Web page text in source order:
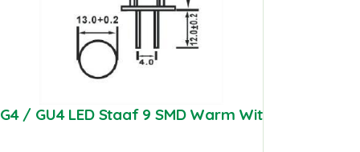
G4 / GU4 LED Staaf 9 SMD Warm Wit